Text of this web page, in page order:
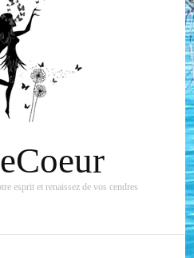
esprit et renaissez de vos cendres